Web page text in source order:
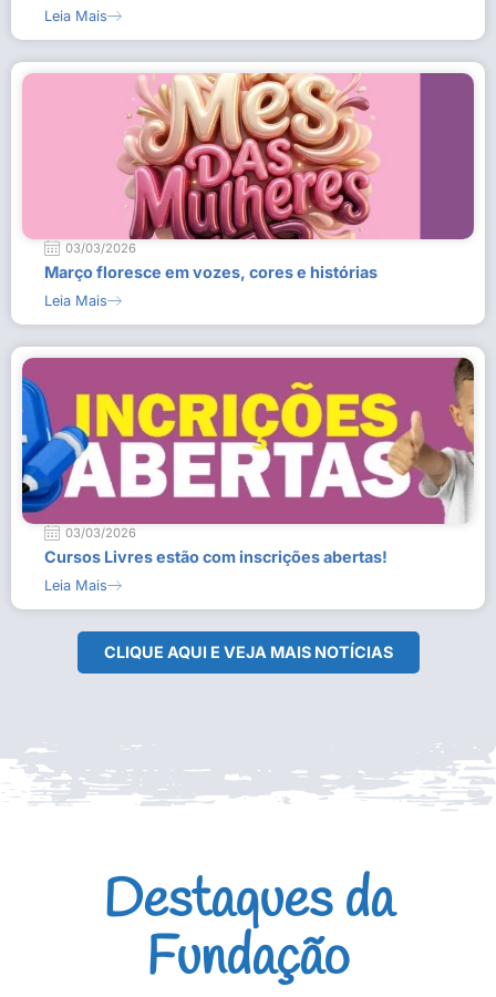
Leia Mais
03/03/2026
Março floresce em vozes, cores e histórias
Leia Mais
03/03/2026
Cursos Livres estão com inscrições abertas!
Leia Mais
CLIQUE AQUI E VEJA MAIS NOTÍCIAS
Destaques da
Fundação